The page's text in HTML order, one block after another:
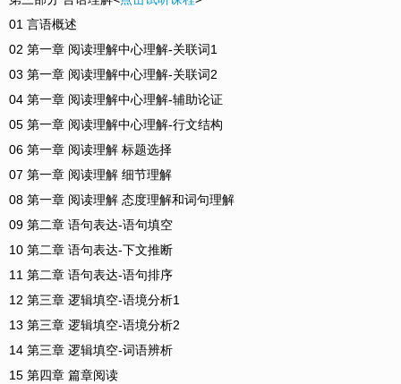
01 言语概述
02 第一章 阅读理解中心理解-关联词1
03 第一章 阅读理解中心理解-关联词2
04 第一章 阅读理解中心理解-辅助论证
05 第一章 阅读理解中心理解-行文结构
06 第一章 阅读理解 标题选择
07 第一章 阅读理解 细节理解
08 第一章 阅读理解 态度理解和词句理解
09 第二章 语句表达-语句填空
10 第二章 语句表达-下文推断
11 第二章 语句表达-语句排序
12 第三章 逻辑填空-语境分析1
13 第三章 逻辑填空-语境分析2
14 第三章 逻辑填空-词语辨析
15 第四章 篇章阅读